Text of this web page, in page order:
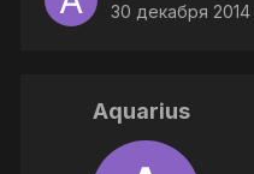
30 декабря 2014
Aquarius